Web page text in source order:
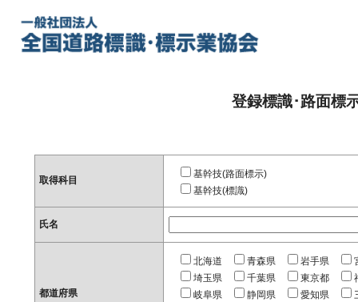
登録標識･路面標
取得科目
基幹技(路面標示)
基幹技(標識)
氏名
都道府県
北海道 青森県 岩手県
埼玉県
千葉県 東京都
岐阜県
静岡県 愛知県